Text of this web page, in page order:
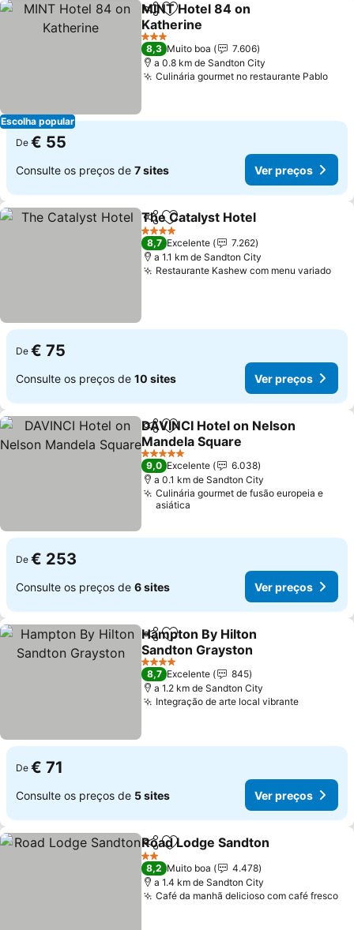
Escolha popular
PartilharAdicionar aos favoritos
MINT Hotel 84 on
Katherine
3 Estrelas
8,3 Muito boa
7.606
a 0.8 km de Sandton City
Culinária gourmet no restaurante Pablo
De € 55
Consulte os preços de 7 sites Ver preços
PartilharAdicionar aos favoritos
The Catalyst Hotel
4 Estrelas
8,7 Excelente
7.262
a 1.1 km de Sandton City
Restaurante Kashew com menu variado
De € 75
Consulte os preços de 10 sites Ver preços
PartilharAdicionar aos favoritos
DAVINCI Hotel on Nelson
Mandela Square
5 Estrelas
9,0 Excelente
6.038
a 0.1 km de Sandton City
Culinária gourmet de fusão europeia e
asiática
De € 253
Consulte os preços de 6 sites Ver preços
PartilharAdicionar aos favoritos
Hampton By Hilton
Sandton Grayston
4 Estrelas
8,7 Excelente
845
a 1.2 km de Sandton City
Integração de arte local vibrante
De € 71
Consulte os preços de 5 sites Ver preços
PartilharAdicionar aos favoritos
Road Lodge Sandton
2 Estrelas
8,2 Muito boa
4.478
a 1.4 km de Sandton City
Café da manhã delicioso com café fresco